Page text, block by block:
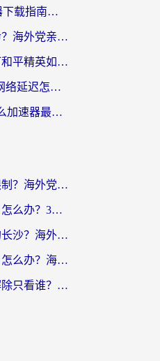
公主连结：Re加速器下载指南——海外党不再错过国服活动的秘密武器
日本怎么玩我的使命？海外党亲测有效的国服游戏加速指南（附避坑技巧）
海外党必看：国外打和平精英如何降低延迟？附3款热门国服游戏加速方案
海外打古剑奇谭OL网络延迟怎么办？老玩家亲测有效的加速器选择指南
英国玩QQ飞车用什么加速器最好？海外党亲测，告别漂移卡顿的终极选择
酷我音乐国外版权限制？海外党听国内歌、玩游戏、看剧的一站式解决方案
有缘网在老挝用不了怎么办？3个实用技巧解决海外访问国内服务难题
台湾怎么打不开我的长沙？海外党追剧看片、用环球时报不卡的实用指南
洋码头在缅甸用不了怎么办？海外党必备回国加速指南，解决追剧购物生活服务难题
优酷视频怎么才能解除只看谁？海外党亲测有效的追剧自由指南